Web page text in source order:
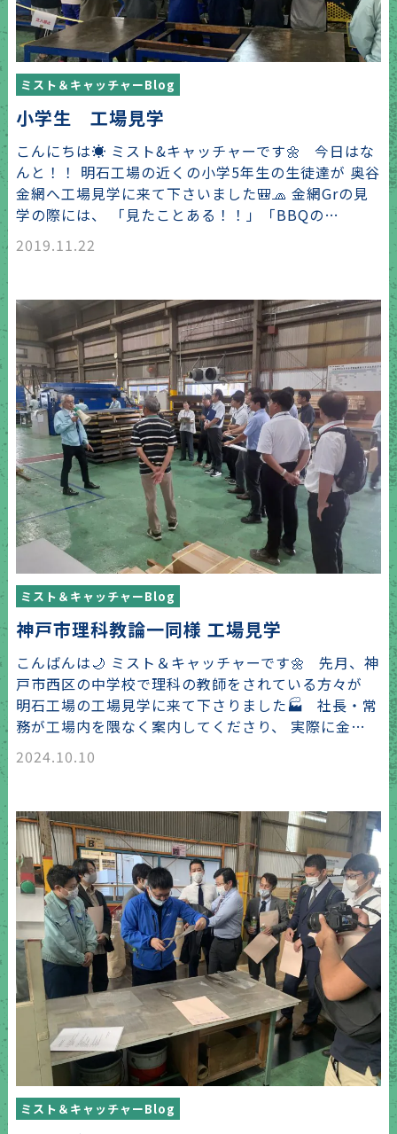
ミスト＆キャッチャーBlog
小学生 工場見学
こんにちは☀️ ミスト&キャッチャーです🌼 今日はな
んと！！ 明石工場の近くの小学5年生の生徒達が 奥谷
金網へ工場見学に来て下さいました🎒🧢 金網Grの見
学の際には、 「見たことある！！」「BBQの…
2019.11.22
ミスト＆キャッチャーBlog
神戸市理科教論一同様 工場見学
こんばんは🌙 ミスト＆キャッチャーです🌼 先月、神
戸市西区の中学校で理科の教師をされている方々が
明石工場の工場見学に来て下さりました🏭 社長・常
務が工場内を隈なく案内してくださり、 実際に金…
2024.10.10
ミスト＆キャッチャーBlog